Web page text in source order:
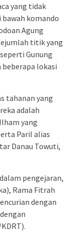
yang tidak
komando
Agung
titik yang
Gunung
beberapa lokasi
tahanan yang
adalah
yang
Paril alias
Danau Towuti,
pengejaran,
Rama Fitrah
dengan